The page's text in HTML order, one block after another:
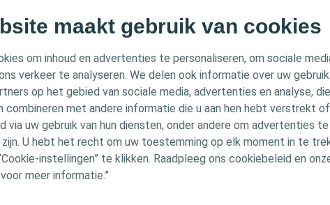
maakt gebruik van cookies
om inhoud en advertenties te personaliseren, om sociale
verkeer te analyseren. We delen ook informatie over uw
op het gebied van sociale media, advertenties en analyse,
combineren met andere informatie die u aan hen hebt verstrekt
via uw gebruik van hun diensten, onder andere om advertenties
U hebt het recht om uw toestemming op elk moment in te
instellingen” te klikken. Raadpleeg ons cookiebeleid en
meer informatie.”
INFORMATIE
bedoeld voor professionele zorgverleners in België en het
Luxemburg. De inhoud is uitsluitend voor informatie- en
en is mogelijk niet relevant voor alle jurisdicties.
de verantwoordelijkheid voor de zorg ligt bij de
(Instructions for Use (IFU)) voor